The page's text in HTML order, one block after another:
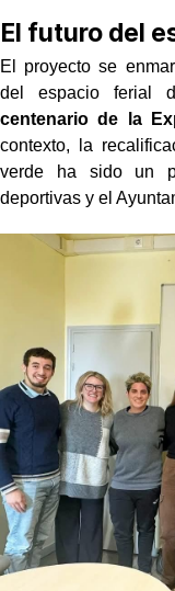
El futuro del
El proyecto se
del espacio ferial
centenario de la
contexto, la
verde ha sido un
deportivas y el